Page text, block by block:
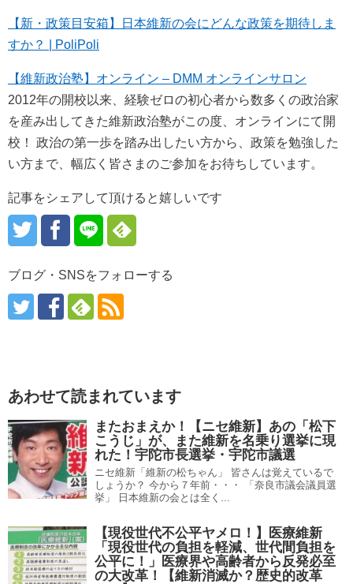
【新・政策目安箱】日本維新の会にどんな政策を期待しま
すか？ | PoliPoli
【維新政治塾】オンライン – DMM オンラインサロン
2012年の開校以来、経験ゼロの初心者から数多くの政治家
を産み出してきた維新政治塾がこの度、オンラインにて開
校！ 政治の第一歩を踏み出したい方から、政策を勉強した
い方まで、幅広く皆さまのご参加をお待ちしています。
記事をシェアして頂けると嬉しいです
ブログ・SNSをフォローする
あわせて読まれています
またおまえか！【ニセ維新】あの「松下
こうじ」が、また維新を名乗り選挙に現
れた！宇陀市長選挙・宇陀市議選
ニセ維新「維新の松ちゃん」 皆さんは覚えているで
しょうか？ 今から７年前・・・ 「奈良市議会議員選
挙」 日本維新の会とは全く...
【現役世代不公平ヤメロ！】医療維新
「現役世代の負担を軽減、世代間負担を
公平に！」医療界や高齢者から反発必至
の大改革！【維新消滅か？歴史的改革